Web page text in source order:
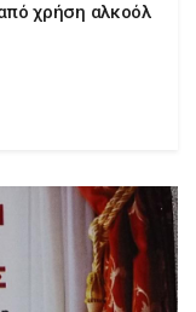
χρήση αλκοόλ